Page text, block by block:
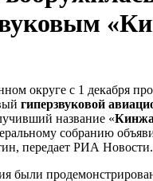
округе с 1 декабря
гиперзвуковой
название «
собранию
передает РИА Новости.
были